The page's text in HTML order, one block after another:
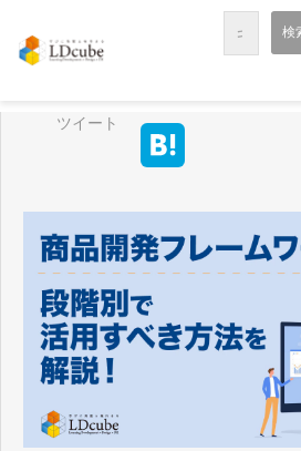
LDcubeが選ばれる
事例紹介
セミナー・講座
お役立ち情報
資料ダウンロー
パートナー募集
ツイート